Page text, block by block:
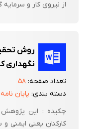
از نیروی کار و سرمایه
روش
نگهداری
تعداد صفحه:۵۸
دسته بندی: پایان
چکیده : این پژوهش
کارکنان یعنی ایمنی